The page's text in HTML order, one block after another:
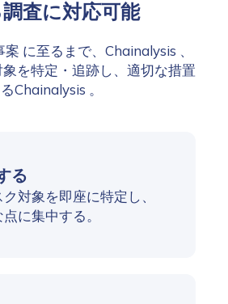
査に対応可能
に至るまで、Chainalysis 、
を特定・追跡し、適切な措置
Chainalysis 。
る
対象を即座に特定し、
に集中する。